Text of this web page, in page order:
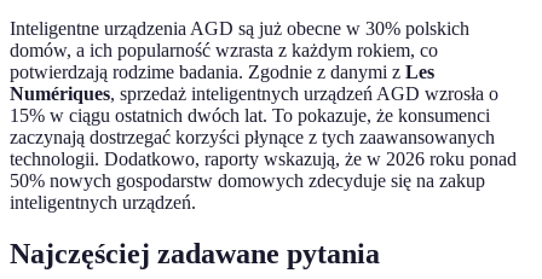
Inteligentne urządzenia AGD są już obecne w 30% polskich
domów, a ich popularność wzrasta z każdym rokiem, co
potwierdzają rodzime badania. Zgodnie z danymi z Les
Numériques, sprzedaż inteligentnych urządzeń AGD wzrosła o
15% w ciągu ostatnich dwóch lat. To pokazuje, że konsumenci
zaczynają dostrzegać korzyści płynące z tych zaawansowanych
technologii. Dodatkowo, raporty wskazują, że w 2026 roku ponad
50% nowych gospodarstw domowych zdecyduje się na zakup
inteligentnych urządzeń.
Najczęściej zadawane pytania